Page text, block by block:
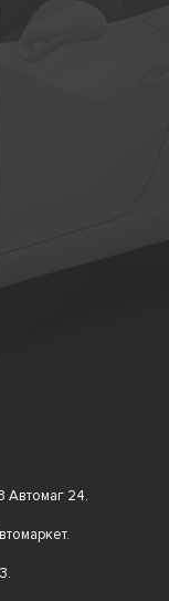
Автомаг 24.